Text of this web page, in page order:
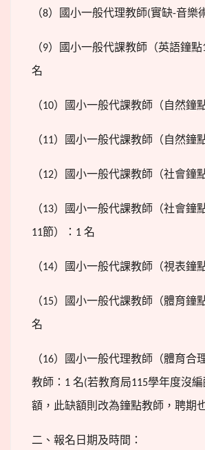
（8）國小一般代理教師(實缺-音樂
（9）國小一般代課教師（英語鐘點
名
（10）國小一般代課教師（自然鐘
（11）國小一般代課教師（自然鐘
（12）國小一般代課教師（社會鐘
（13）國小一般代課教師（社會鐘
11節）： 1 名
（14）國小一般代課教師（視表鐘
（15）國小一般代課教師（體育鐘
名
（16）國小一般代理教師（體育合
教師： 1 名(若教育局115學年度沒
額，此缺額則改為鐘點教師，聘期
二、報名日期及時間：